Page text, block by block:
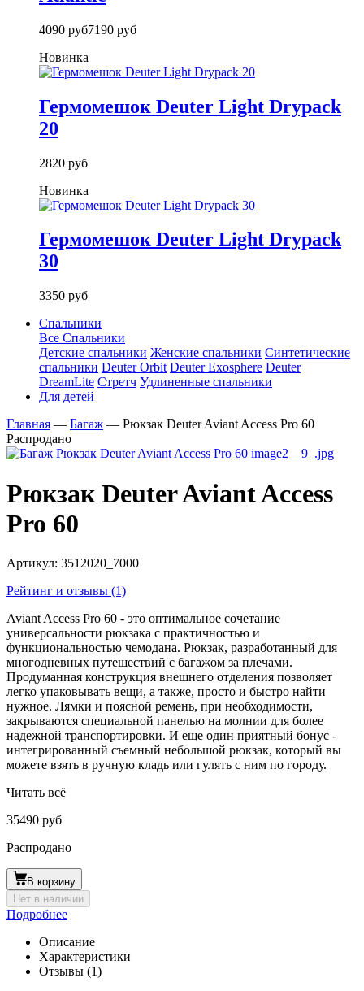
4090 руб7190 руб
Новинка
Гермомешок Deuter Light Drypack
20
2820 руб
Новинка
Гермомешок Deuter Light Drypack
30
3350 руб
Спальники
Все Спальники
Детские спальники Женские спальники Синтетические
спальники Deuter Orbit Deuter Exosphere Deuter
DreamLite Стретч Удлиненные спальники
Для детей
Главная — Багаж — Рюкзак Deuter Aviant Access Pro 60
Распродано
Рюкзак Deuter Aviant Access
Pro 60
Артикул: 3512020_7000
Рейтинг и отзывы (1)
Aviant Access Pro 60 - это оптимальное сочетание
универсальности рюкзака с практичностью и
функциональностью чемодана. Рюкзак, разработанный для
многодневных путешествий с багажом за плечами.
Продуманная конструкция внешнего отделения позволяет
легко упаковывать вещи, а также, просто и быстро найти
нужное. Лямки и поясной ремень, при необходимости,
закрываются специальной панелью на молнии для более
надежной транспортировки. И еще один приятный бонус -
интегрированный съемный небольшой рюкзак, который вы
можете взять в ручную кладь или гулять с ним по городу.
Читать всё
35490 руб
Распродано
В корзину
Нет в наличии
Подробнее
Описание
Характеристики
Отзывы (1)